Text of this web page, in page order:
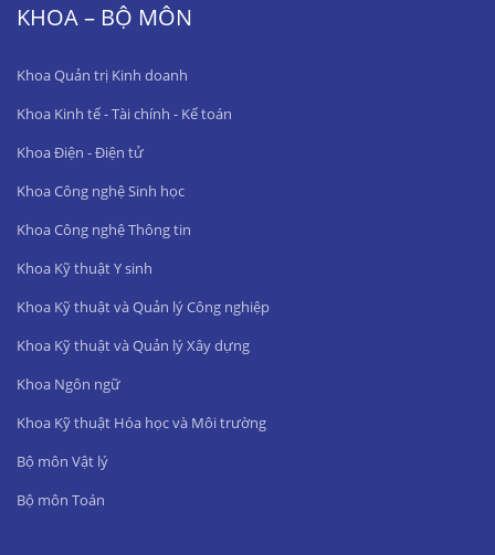
KHOA – BỘ MÔN
Khoa Quản trị Kinh doanh
Khoa Kinh tế - Tài chính - Kế toán
Khoa Điện - Điện tử
Khoa Công nghệ Sinh học
Khoa Công nghệ Thông tin
Khoa Kỹ thuật Y sinh
Khoa Kỹ thuật và Quản lý Công nghiệp
Khoa Kỹ thuật và Quản lý Xây dựng
Khoa Ngôn ngữ
Khoa Kỹ thuật Hóa học và Môi trường
Bộ môn Vật lý
Bộ môn Toán